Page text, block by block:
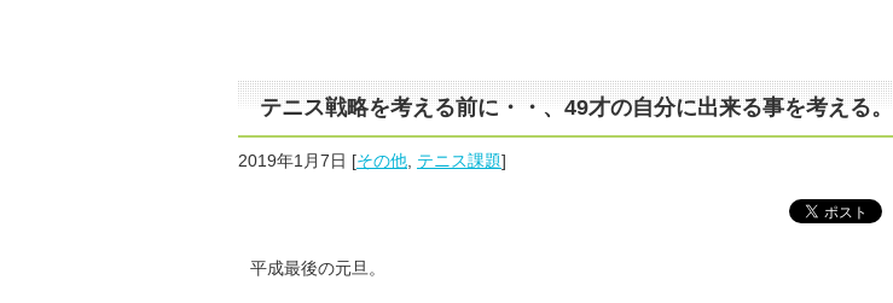
テニス戦略を考える前に・・、49才の自分に出来る事を考える。
2019年1月7日 [その他 テニス課題]
平成最後の元旦。